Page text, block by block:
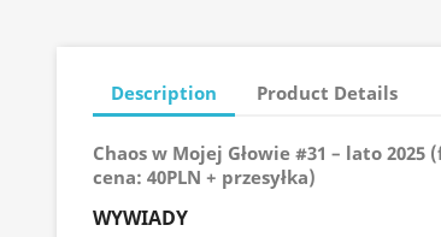
Description Product Details
Chaos w Mojej Głowie #31 – lato
cena: 40PLN + przesyłka)
WYWIADY